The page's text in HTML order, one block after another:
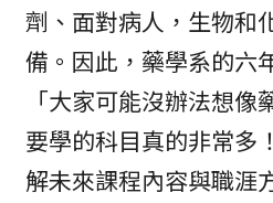
劑、面對病人，生物和
備。因此，藥學系的六
「大家可能沒辦法想像
要學的科目真的非常多
解未來課程內容與職涯